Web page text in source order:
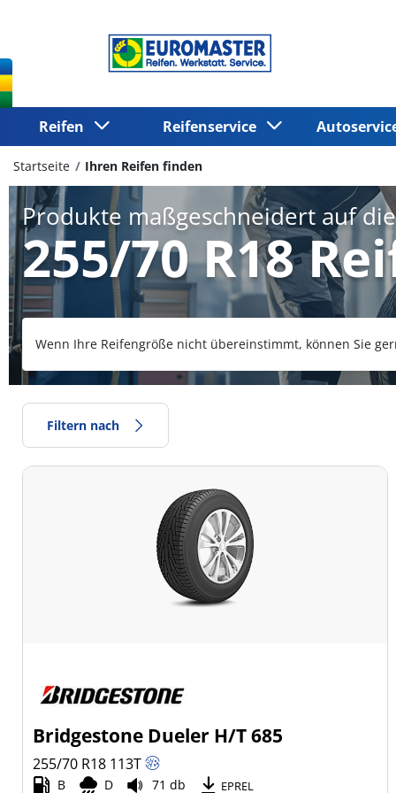
Reifen Reifenservice
Startseite Ihren Reifen finden
Produkte maßgeschneidert auf
255/70 R18
Wenn Ihre Reifengröße nicht übereinstimmt, können Sie
Filtern nach
Alle Arten (15)
Pkw (2)
4x4/Offroad (13)
Bridgestone Dueler H/T 685
255/70 R18 113T
B D 71 db EPREL